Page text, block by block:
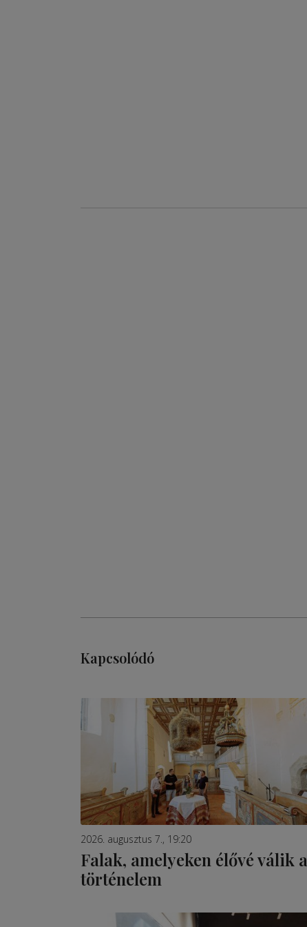
Kapcsolódó
2026. augusztus 7., 19:20
Falak, amelyeken élővé válik a
történelem